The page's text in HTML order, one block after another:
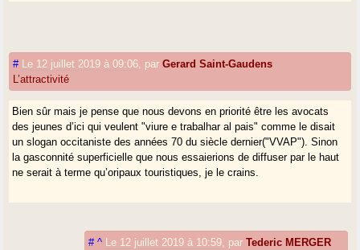
# Le 12 juillet 2019 à 09:06 parGerard Saint-Gaudens
L’attractivité
Bien sûr mais je pense que nous devons en priorité être les avocats
des jeunes d’ici qui veulent "viure e trabalhar al pais" comme le disait
un slogan occitaniste des années 70 du siècle dernier("VVAP"). Sinon
la gasconnité superficielle que nous essaierions de diffuser par le haut
ne serait à terme qu’oripaux touristiques, je le crains.
# ^ Le 12 juillet 2019 à 10:59 parTederic MERGER